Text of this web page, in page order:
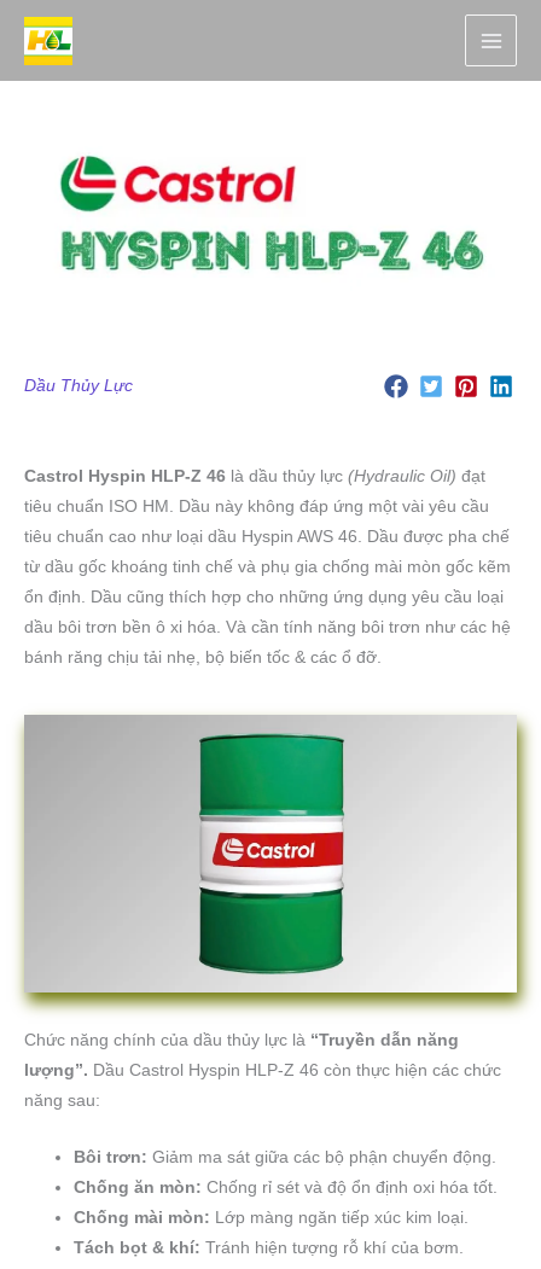
Nhảy
Dầu Thủy Lực
Castrol Hyspin HLP-Z 46 là dầu thủy lực (Hydraulic Oil) đạt
tiêu chuẩn ISO HM. Dầu này không đáp ứng một vài yêu cầu
tiêu chuẩn cao như loại dầu Hyspin AWS 46. Dầu được pha chế
từ dầu gốc khoáng tinh chế và phụ gia chống mài mòn gốc kẽm
ổn định. Dầu cũng thích hợp cho những ứng dụng yêu cầu loại
dầu bôi trơn bền ô xi hóa. Và cần tính năng bôi trơn như các hệ
bánh răng chịu tải nhẹ, bộ biến tốc & các ổ đỡ.
Chức năng chính của dầu thủy lực là “Truyền dẫn năng
lượng”. Dầu Castrol Hyspin HLP-Z 46 còn thực hiện các chức
năng sau:
Bôi trơn: Giảm ma sát giữa các bộ phận chuyển động.
Chống ăn mòn: Chống rỉ sét và độ ổn định oxi hóa tốt.
Chống mài mòn: Lớp màng ngăn tiếp xúc kim loại.
Tách bọt & khí: Tránh hiện tượng rỗ khí của bơm.